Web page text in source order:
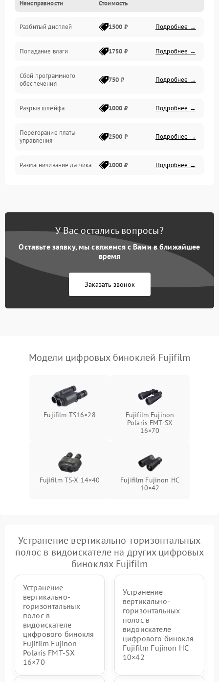
Видео
Механика
Управление
Электропитание
Неисправности Стоимость
Разбитый дисплей 1500 ₽ Подробнее →
Попадание влаги 1750 ₽ Подробнее →
Сбой программного
обеспечения
750 ₽ Подробнее →
Разрыв шлейфа 1000 ₽ Подробнее →
Перегорание платы
управления
2500 ₽ Подробнее →
Размагничивание датчика 1000 ₽ Подробнее →
цветов дисплея
Подробнее →
коркое время
1000 ₽ Подробнее →
1500 ₽ Подробнее →
У Вас остались вопросы?
Оставьте заявку, мы свяжемся с Вами в ближайшее
время
Заказать звонок
Модели цифровых биноклей Fujifilm
Fujifilm TS16×28
Fujifilm Fujinon
Polaris FMT‑SX
16×70
Fujifilm TS‑X 14×40
Fujifilm Fujinon HC
10×42
Устранение вертикально-горизонтальных
полос в видоискателе на других цифровых
биноклях Fujifilm
Устранение
вертикально-
горизонтальных
полос в
видоискателе
цифрового бинокля
Fujifilm Fujinon
Polaris FMT‑SX
16×70
Устранение
вертикально-
горизонтальных
полос в
видоискателе
цифрового бинокля
Fujifilm Fujinon HC
10×42